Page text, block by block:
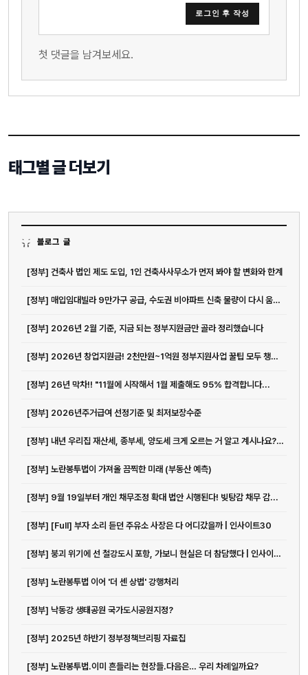
블로그 글
[정부] 건축사 법인 제도 도입, 1인 건축사사무소가 먼저 봐야 할 변화와 한계
[정부] 매입임대빌라 9만가구 공급, 수도권 비아파트 신축 물량이 다시 움직일까
[정부] 2026년 2월 기준, 지금 되는 정부지원금만 골라 정리했습니다
[정부] 2026년 창업지원금! 2천만원~1억원 정부지원사업 꿀팁 모두 챙겨가세요!
[정부] 26년 막차!! "11월에 시작해서 1월 제출해도 95% 합격합니다...
[정부] 2026년주거급여 선정기준 및 최저보장수준
[정부] 내년 우리집 재산세, 종부세, 양도세 크게 오르는 거 알고 계시나요? (단희쌤)
[정부] 노란봉투법이 가져올 끔찍한 미래 (부동산 예측)
[정부] 9월 19일부터 개인 채무조정 확대 법안 시행된다! 빚탕감 채무 감...
[정부] [Full] 부자 소리 듣던 주유소 사장은 다 어디갔을까 | 인사이트30
[정부] 붕괴 위기에 선 철강도시 포항, 가보니 현실은 더 참담했다 | 인사이트30
[정부] 노란봉투법 이어 '더 센 상법' 강행처리
[정부] 낙동강 생태공원 국가도시공원지정?
[정부] 2025년 하반기 정부정책브리핑 자료집
[정부] 노란봉투법.이미 흔들리는 현장들.다음은… 우리 차례일까요?
로그인 후 작성
첫 댓글을 남겨보세요.
태그별 글 더보기